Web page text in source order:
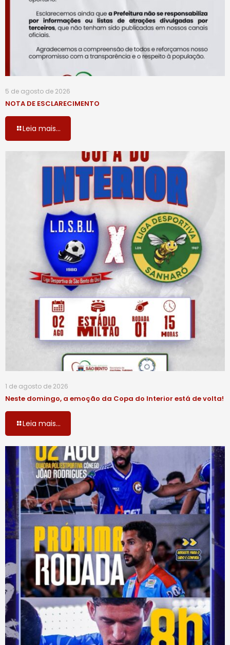
5 de agosto de 2026
NOTA DE ESCLARECIMENTO
Leia mais...
1 de agosto de 2026
Neste domingo, a emoção da Copa do Interior está de volta!
Leia mais...